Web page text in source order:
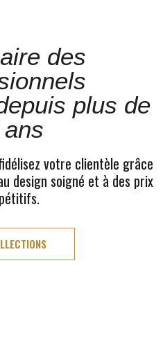
des
plus de
votre clientèle grâce
design soigné et à des prix